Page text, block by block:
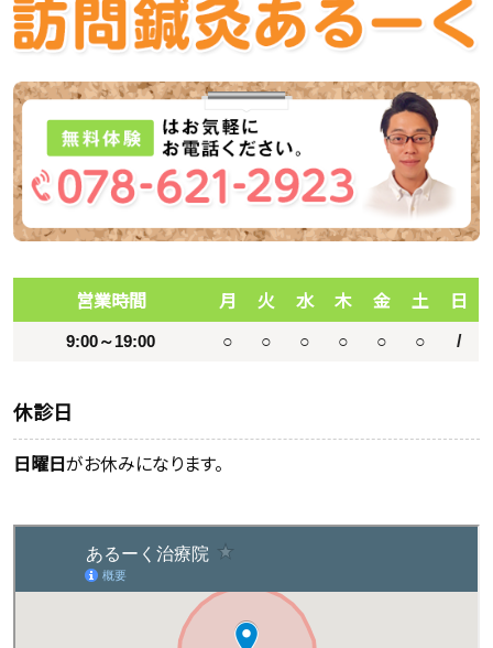
営業時間 月 火 水 木 金 土 日
9:00～19:00 ○ ○ ○ ○ ○ ○ /
休診日
日曜日がお休みになります。